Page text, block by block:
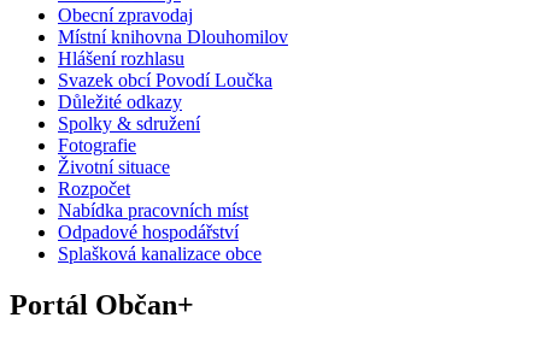
Obecní zpravodaj
Místní knihovna Dlouhomilov
Hlášení rozhlasu
Svazek obcí Povodí Loučka
Důležité odkazy
Spolky & sdružení
Fotografie
Životní situace
Rozpočet
Nabídka pracovních míst
Odpadové hospodářství
Splašková kanalizace obce
Portál Občan+